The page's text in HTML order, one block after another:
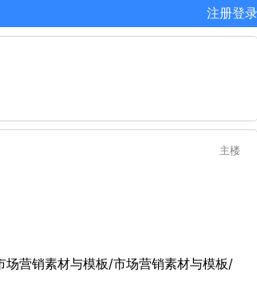
注册登录
主楼
营销素材与模板/市场营销素材与模板/